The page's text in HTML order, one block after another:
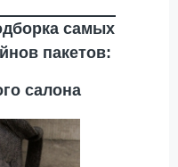
самых
пакетов:
салона